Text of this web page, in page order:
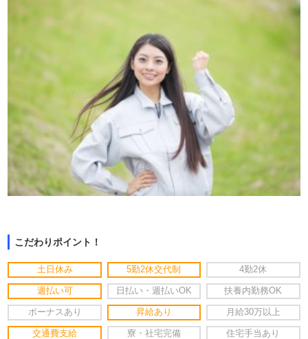
こだわりポイント！
土日休み 5勤2休交代制 4勤2休
週払い可 日払い・週払いOK 扶養内勤務OK
ボーナスあり 昇給あり 月給30万以上
交通費支給 寮・社宅完備 住宅手当あり